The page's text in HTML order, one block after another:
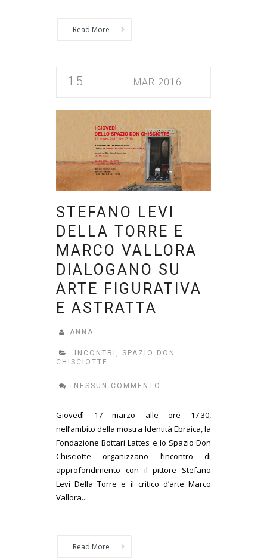
Read More
15 MAR 2016
STEFANO LEVI
DELLA TORRE E
MARCO VALLORA
DIALOGANO SU
ARTE FIGURATIVA
E ASTRATTA
ANNA
INCONTRI , SPAZIO DON
CHISCIOTTE
NESSUN COMMENTO
Giovedì 17 marzo alle ore 17.30,
nell’ambito della mostra Identità Ebraica, la
Fondazione Bottari Lattes e lo Spazio Don
Chisciotte organizzano l’incontro di
approfondimento con il pittore Stefano
Levi Della Torre e il critico d’arte Marco
Vallora....
Read More